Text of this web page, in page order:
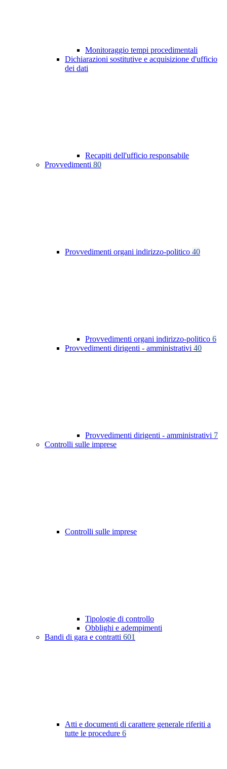
Monitoraggio tempi procedimentali
Dichiarazioni sostitutive e acquisizione d'ufficio
dei dati
Recapiti dell'ufficio responsabile
Provvedimenti 80
Provvedimenti organi indirizzo-politico 40
Provvedimenti organi indirizzo-politico 6
Provvedimenti dirigenti - amministrativi 40
Provvedimenti dirigenti - amministrativi 7
Controlli sulle imprese
Controlli sulle imprese
Tipologie di controllo
Obblighi e adempimenti
Bandi di gara e contratti 601
Atti e documenti di carattere generale riferiti a
tutte le procedure 6